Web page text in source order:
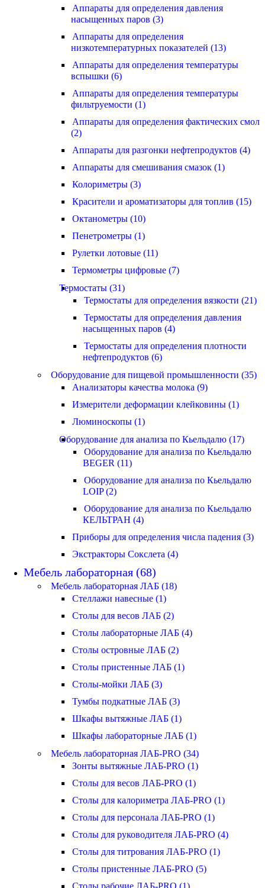
Аппараты для определения давления
насыщенных паров (3)
Аппараты для определения
низкотемпературных показателей (13)
Аппараты для определения температуры
вспышки (6)
Аппараты для определения температуры
фильтруемости (1)
Аппараты для определения фактических смол
(2)
Аппараты для разгонки нефтепродуктов (4)
Аппараты для смешивания смазок (1)
Колориметры (3)
Красители и ароматизаторы для топлив (15)
Октанометры (10)
Пенетрометры (1)
Рулетки лотовые (11)
Термометры цифровые (7)
Термостаты (31)
Термостаты для определения вязкости (21)
Термостаты для определения давления
насыщенных паров (4)
Термостаты для определения плотности
нефтепродуктов (6)
Оборудование для пищевой промышленности (35)
Анализаторы качества молока (9)
Измерители деформации клейковины (1)
Люминоскопы (1)
Оборудование для анализа по Кьельдалю (17)
Оборудование для анализа по Кьельдалю
BEGER (11)
Оборудование для анализа по Кьельдалю
LOIP (2)
Оборудование для анализа по Кьельдалю
КЕЛЬТРАН (4)
Приборы для определения числа падения (3)
Экстракторы Сокслета (4)
Мебель лабораторная (68)
Мебель лабораторная ЛАБ (18)
Стеллажи навесные (1)
Столы для весов ЛАБ (2)
Столы лабораторные ЛАБ (4)
Столы островные ЛАБ (2)
Столы пристенные ЛАБ (1)
Столы-мойки ЛАБ (3)
Тумбы подкатные ЛАБ (3)
Шкафы вытяжные ЛАБ (1)
Шкафы лабораторные ЛАБ (1)
Мебель лабораторная ЛАБ-PRO (34)
Зонты вытяжные ЛАБ-PRO (1)
Столы для весов ЛАБ-PRO (1)
Столы для калориметра ЛАБ-PRO (1)
Столы для персонала ЛАБ-PRO (1)
Столы для руководителя ЛАБ-PRO (4)
Столы для титрования ЛАБ-PRO (1)
Столы пристенные ЛАБ-PRO (5)
Столы рабочие ЛАБ-PRO (1)